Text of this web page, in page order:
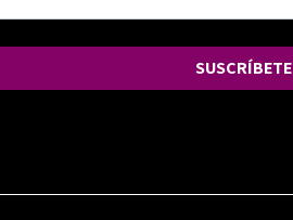
SUSCRÍBETE